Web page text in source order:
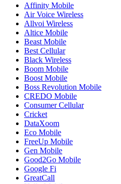
Affinity Mobile
Air Voice Wireless
Allvoi Wireless
Altice Mobile
Beast Mobile
Best Cellular
Black Wireless
Boom Mobile
Boost Mobile
Boss Revolution Mobile
CREDO Mobile
Consumer Cellular
Cricket
DataXoom
Eco Mobile
FreeUp Mobile
Gen Mobile
Good2Go Mobile
Google Fi
GreatCall